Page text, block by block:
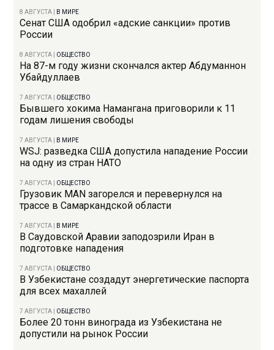
8 АВГУСТА В МИРЕ
Сенат США одобрил «адские санкции» против
России
8 АВГУСТА ОБЩЕСТВО
На 87-м году жизни скончался актер Абдуманнон
Убайдуллаев
7 АВГУСТА ОБЩЕСТВО
Бывшего хокима Намангана приговорили к 11
годам лишения свободы
7 АВГУСТА В МИРЕ
WSJ: разведка США допустила нападение России
на одну из стран НАТО
7 АВГУСТА ОБЩЕСТВО
Грузовик MAN загорелся и перевернулся на
трассе в Самаркандской области
7 АВГУСТА В МИРЕ
В Саудовской Аравии заподозрили Иран в
подготовке нападения
7 АВГУСТА ОБЩЕСТВО
В Узбекистане создадут энергетические паспорта
для всех махаллей
7 АВГУСТА ОБЩЕСТВО
Более 20 тонн винограда из Узбекистана не
допустили на рынок России